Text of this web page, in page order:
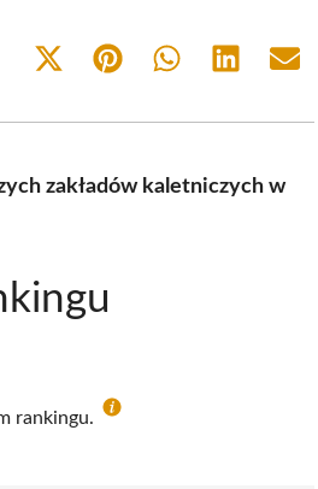
Share
(Twitter)
Share Share Share
zakładów kaletniczych w
rankingu.